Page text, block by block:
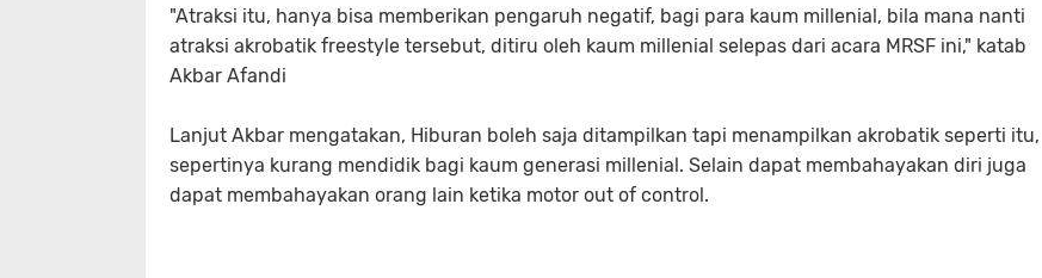
"Atraksi itu, hanya bisa memberikan pengaruh negatif, bagi para kaum millenial, bila mana nanti
atraksi akrobatik freestyle tersebut, ditiru oleh kaum millenial selepas dari acara MRSF ini," katab
Akbar Afandi
Lanjut Akbar mengatakan, Hiburan boleh saja ditampilkan tapi menampilkan akrobatik seperti itu,
sepertinya kurang mendidik bagi kaum generasi millenial. Selain dapat membahayakan diri juga
dapat membahayakan orang lain ketika motor out of control.